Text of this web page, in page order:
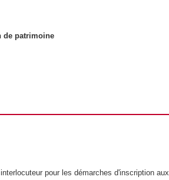
de patrimoine
pour les démarches d'inscription aux